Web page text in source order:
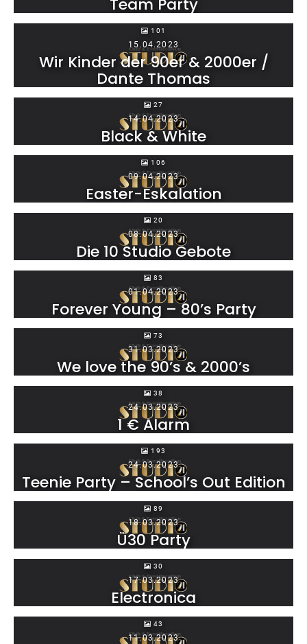
Team Party
101
15.04.2023
Wir Kinder der 90er & 2000er /
Dante Thomas
27
14.04.2023
Black & White
106
09.04.2023
Easter-Eskalation
20
08.04.2023
Die 10 Studio Gebote
83
01.04.2023
Forever Young – 80’s Party
73
31.03.2023
We love the 90’s & 2000’s
38
24.03.2023
1 € Alarm
193
24.03.2023
Teenie Party – School’s Out Edition
89
18.03.2023
Ü30 Party
30
17.03.2023
Electronica
43
11.03.2023